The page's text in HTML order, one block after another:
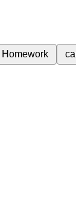
Homework